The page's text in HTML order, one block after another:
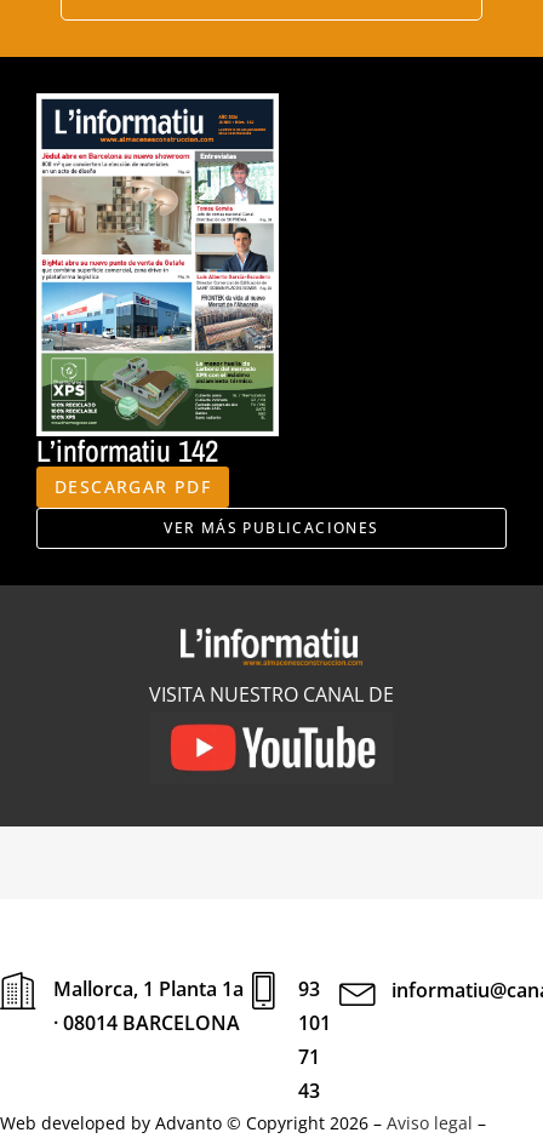
L’informatiu 142
DESCARGAR PDF
VER MÁS PUBLICACIONES
VISITA NUESTRO CANAL DE
Mallorca, 1 Planta 1a
· 08014 BARCELONA
93
101
71
43
Web developed by Advanto © Copyright 2026 – Aviso legal –